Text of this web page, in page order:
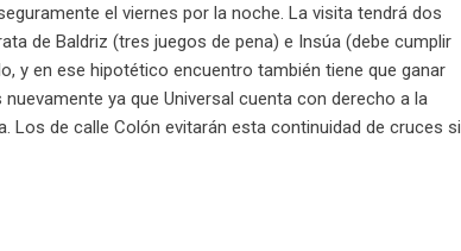
el viernes por la noche. La visita tendrá dos
de Baldriz (tres juegos de pena) e Insúa (debe cumplir
y en ese hipotético encuentro también tiene que ganar
ya que Universal cuenta con derecho a la
Los de calle Colón evitarán esta continuidad de cruces si